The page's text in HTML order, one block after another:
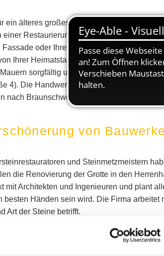
älteres großes Gebäude in Ihrer
Restaurierung, damit sie wieder das
oder Ihres gesamten Gebäudes
Ihrer Heimatstadt entfernt, nämlich in der
sorgfältig und mit großer Erfahrung
4). Die Handwerker der NRH GmbH sind
nach Braunschweig.
von
und Steinmetzmeistern
die Renovierung der Grotte in den
Architekten und Ingenieuren und plant
Händen sein wird. Die Firma arbeitet
Art der Steine betrifft.
Scanning von Oberflächen. Die